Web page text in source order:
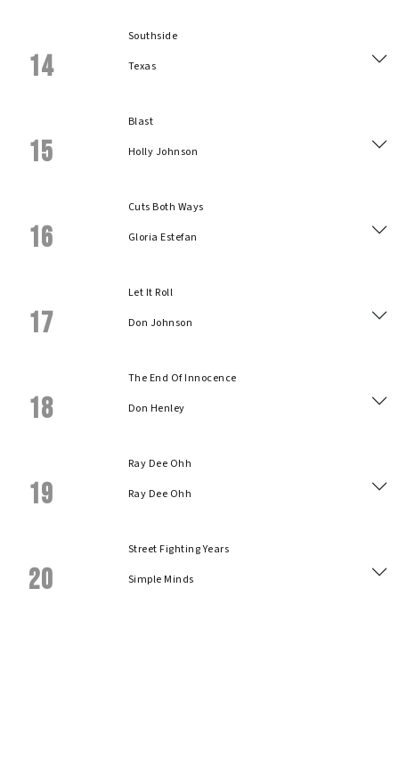
14
Southside
Texas
15
Blast
Holly Johnson
16
Cuts Both Ways
Gloria Estefan
17
Let It Roll
Don Johnson
18
The End Of Innocence
Don Henley
19
Ray Dee Ohh
Ray Dee Ohh
20
Street Fighting Years
Simple Minds